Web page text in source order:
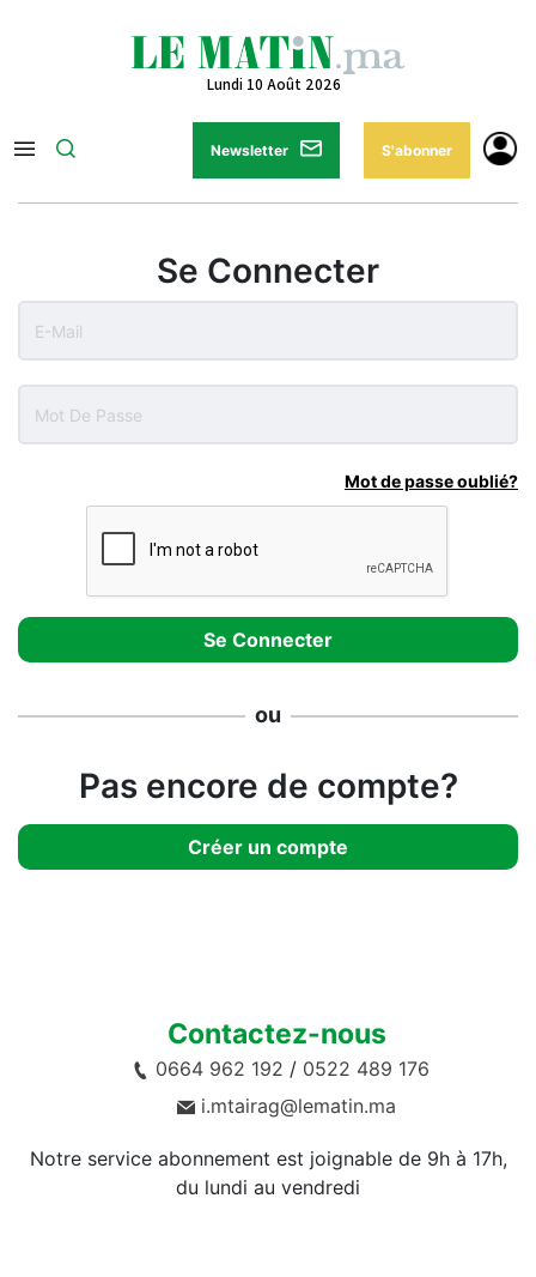
Lundi 10 Août 2026
Newsletter S'abonner
Se Connecter
Mot de passe oublié?
ou
Pas encore de compte?
Créer un compte
Contactez-nous
0664 962 192 / 0522 489 176
i.mtairag@lematin.ma
Notre service abonnement est joignable de 9h à 17h,
du lundi au vendredi